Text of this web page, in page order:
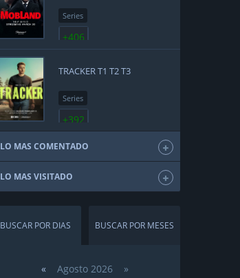
Series
+406
TRACKER T1 T2 T3
Series
+392
LO MAS COMENTADO
LO MAS VISITADO
BUSCAR POR DIAS BUSCAR POR MESES
«Agosto 2026 »